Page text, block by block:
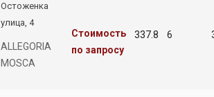
Остоженка
улица, 4
ALLEGORIA
MOSCA
Стоимость
по запросу
337.8 6